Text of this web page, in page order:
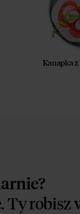
Kanapka
Ty robisz